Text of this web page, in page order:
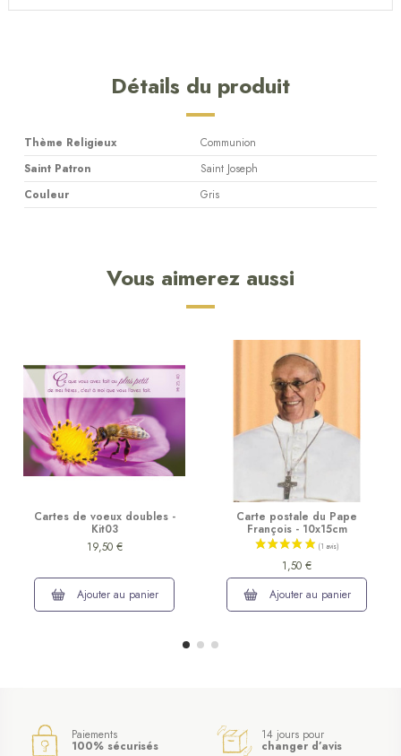
Détails du produit
Thème Religieux
Communion
Saint Patron
Saint Joseph
Couleur
Gris
Vous aimerez aussi
Cartes de voeux doubles -
Kit03
19,50 €
Ajouter au panier
Carte postale du Pape
François - 10x15cm
1,50 €
Ajouter au panier
Paiements
100% sécurisés
14 jours pour
changer d’avis